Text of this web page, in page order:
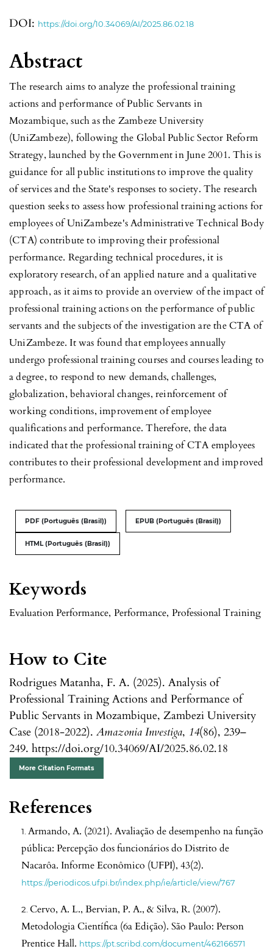
DOI: https://doi.org/10.34069/AI/2025.86.02.18
Keywords
Evaluation Performance, Performance, Professional Training
How to Cite
Rodrigues Matanha, F. A. (2025). Analysis of
Professional Training Actions and Performance of
Public Servants in Mozambique, Zambezi University
Case (2018-2022). Amazonia Investiga, 14(86), 239–
249. https://doi.org/10.34069/AI/2025.86.02.18
More Citation Formats
Abstract
The research aims to analyze the professional training
actions and performance of Public Servants in
Mozambique, such as the Zambeze University
(UniZambeze), following the Global Public Sector Reform
Strategy, launched by the Government in June 2001. This is
guidance for all public institutions to improve the quality
of services and the State's responses to society. The research
question seeks to assess how professional training actions for
employees of UniZambeze's Administrative Technical Body
(CTA) contribute to improving their professional
performance. Regarding technical procedures, it is
exploratory research, of an applied nature and a qualitative
approach, as it aims to provide an overview of the impact of
professional training actions on the performance of public
servants and the subjects of the investigation are the CTA of
UniZambeze. It was found that employees annually
undergo professional training courses and courses leading to
a degree, to respond to new demands, challenges,
globalization, behavioral changes, reinforcement of
working conditions, improvement of employee
qualifications and performance. Therefore, the data
indicated that the professional training of CTA employees
contributes to their professional development and improved
performance.
PDF (Português (Brasil)) EPUB (Português (Brasil))
HTML (Português (Brasil))
References
Armando, A. (2021). Avaliação de desempenho na função
pública: Percepção dos funcionários do Distrito de
Nacarôa. Informe Econômico (UFPI), 43(2).
https://periodicos.ufpi.br/index.php/ie/article/view/767
Cervo, A. L., Bervian, P. A., & Silva, R. (2007).
Metodologia Científica (6a Edição). São Paulo: Person
Prentice Hall. https://pt.scribd.com/document/462166571